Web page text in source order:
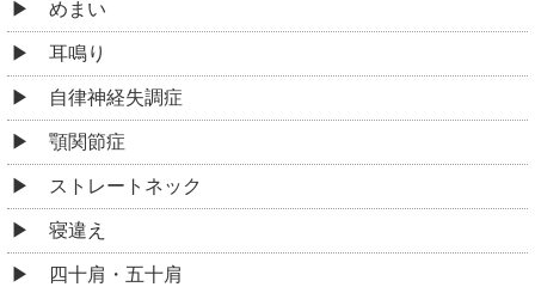
めまい
耳鳴り
自律神経失調症
顎関節症
ストレートネック
寝違え
四十肩・五十肩